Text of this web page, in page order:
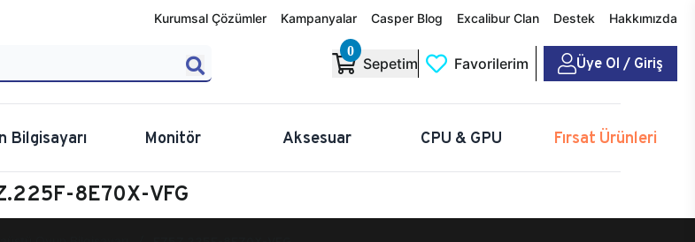
Kurumsal Çözümler Kampanyalar Casper Blog Excalibur Clan Destek Hakkımızda
0
Sepetim Favorilerim Üye Ol / Giriş
Bilgisayarı Monitör Aksesuar CPU & GPU Fırsat Ürünleri
8E70X-VFG